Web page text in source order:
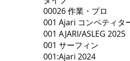
00026 作業・プロ
001 Ajari コンペティタ
001 AJARI/ASLEG 2025
001 サーフィン
001:Ajari 2024